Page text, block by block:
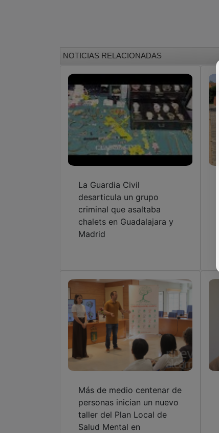
NOTICIAS RELACIONADAS
La Guardia Civil
desarticula un grupo
criminal que asaltaba
chalets en Guadalajara y
Madrid
Más de medio centenar de
personas inician un nuevo
taller del Plan Local de
Salud Mental en